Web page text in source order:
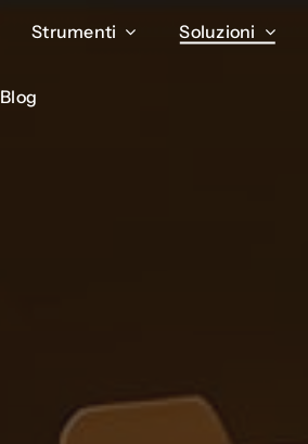
Strumenti Soluzioni
Blog
Strumenti Soluzioni
Blog